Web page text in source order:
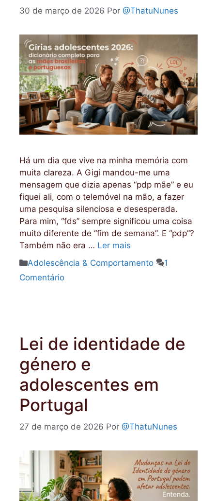
30 de março de 2026 Por @ThatuNunes
Há um dia que vive na minha memória com
muita clareza. A Gigi mandou-me uma
mensagem que dizia apenas “pdp mãe” e eu
fiquei ali, com o telemóvel na mão, a fazer
uma pesquisa silenciosa e desesperada.
Para mim, “fds” sempre significou uma coisa
muito diferente de “fim de semana”. E “pdp”?
Também não era … Ler mais
Categorias
Adolescência & Comportamento
1
Comentário
Lei de identidade de
género e
adolescentes em
Portugal
27 de março de 2026 Por @ThatuNunes